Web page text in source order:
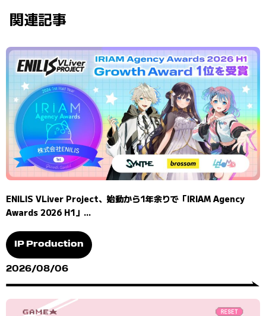
関連記事
ENILIS VLiver Project、始動から1年余りで「IRIAM Agency
Awards 2026 H1」...
IP Production
2026/08/06